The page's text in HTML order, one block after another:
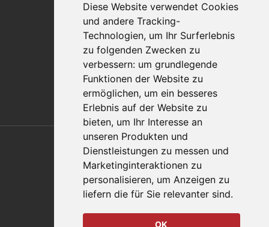
Diese Website verwendet Cookies
und andere Tracking-
Technologien, um Ihr Surferlebnis
zu folgenden Zwecken zu
verbessern: um grundlegende
Funktionen der Website zu
ermöglichen, um ein besseres
Erlebnis auf der Website zu
bieten, um Ihr Interesse an
unseren Produkten und
Dienstleistungen zu messen und
Marketinginteraktionen zu
personalisieren, um Anzeigen zu
liefern die für Sie relevanter sind.
OK
Kontakt
Vertriebspartnerfinder
Häufig gestellte Fragen
Datenschutz-Bestimmungen
Nutzungsbedingungen
Richtlinien/AGBs
Also of Interest
Automation Solutions
Applications